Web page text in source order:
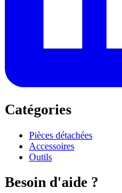
Catégories
Pièces détachées
Accessoires
Outils
Besoin d'aide ?